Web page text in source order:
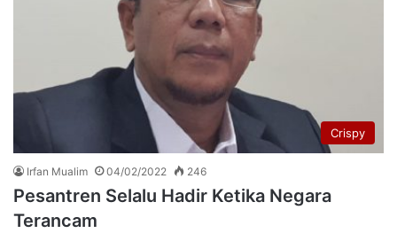
Crispy
Irfan Mualim 04/02/2022 246
Pesantren Selalu Hadir Ketika Negara
Terancam